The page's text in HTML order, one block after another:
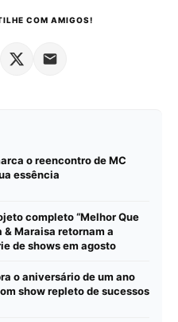
COM AMIGOS!
o reencontro de MC
essência
completo “Melhor Que
& Maraisa retornam a
de shows em agosto
o aniversário de um ano
show repleto de sucessos